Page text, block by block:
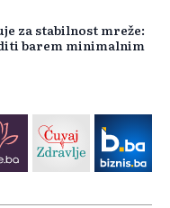
za stabilnost mreže:
barem minimalnim